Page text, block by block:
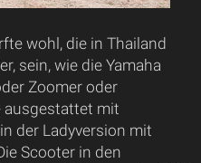
wohl, die in Thailand
sein, wie die Yamaha
Zoomer oder
ausgestattet mit
der Ladyversion mit
Scooter in den